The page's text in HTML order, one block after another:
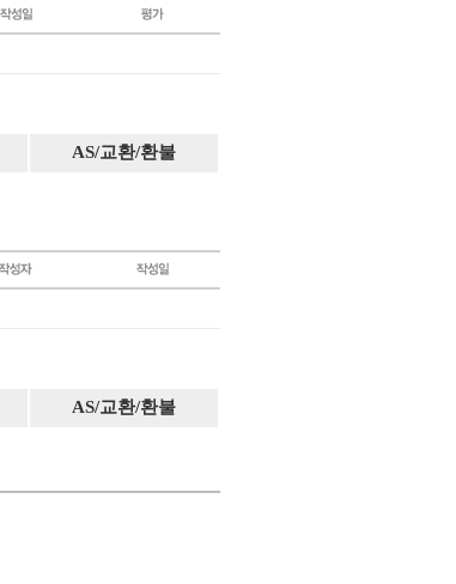
AS/교환/환불
AS/교환/환불